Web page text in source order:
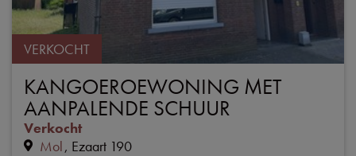
VERKOCHT
KANGOEROEWONING MET
AANPALENDE SCHUUR
Verkocht
Mol Ezaart 190